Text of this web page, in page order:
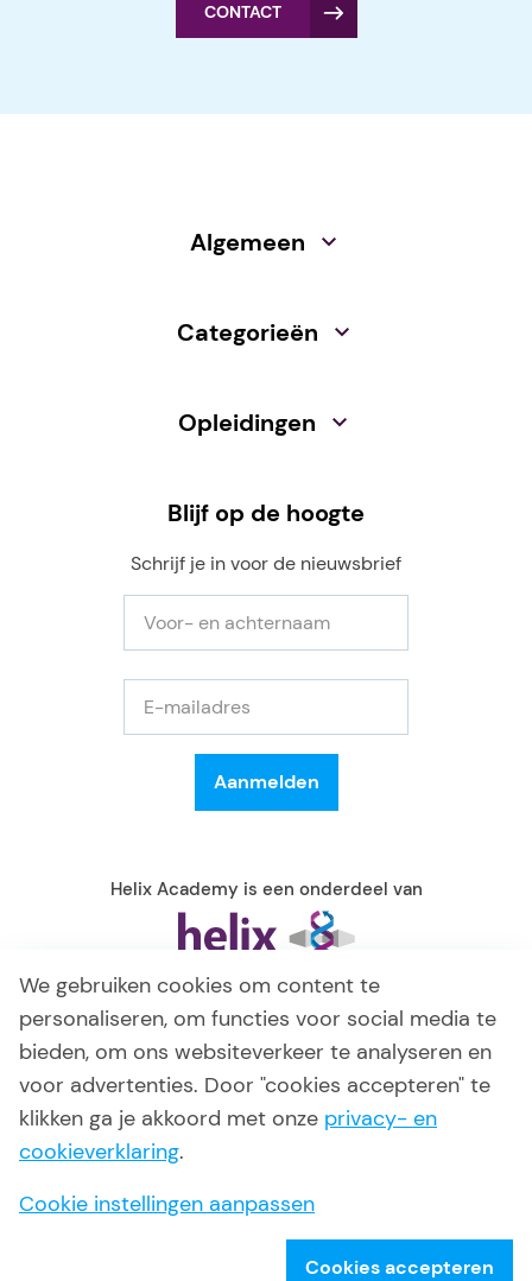
CONTACT
Algemeen
Categorieën
Opleidingen
Blijf op de hoogte
Schrijf je in voor de nieuwsbrief
Helix Academy is een onderdeel van
© 2026 Helix Academy
Privacy verklaring
Disclaimer
We gebruiken cookies om content te
personaliseren, om functies voor social media te
bieden, om ons websiteverkeer te analyseren en
voor advertenties. Door "cookies accepteren" te
klikken ga je akkoord met onze privacy- en
cookieverklaring.
Cookie instellingen aanpassen
Cookies accepteren